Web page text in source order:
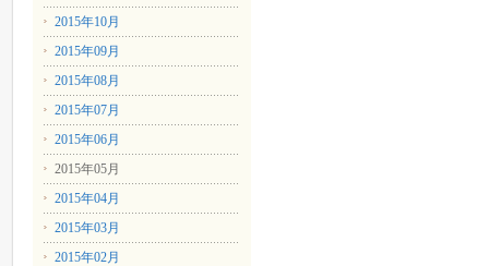
2015年10月
2015年09月
2015年08月
2015年07月
2015年06月
2015年05月
2015年04月
2015年03月
2015年02月